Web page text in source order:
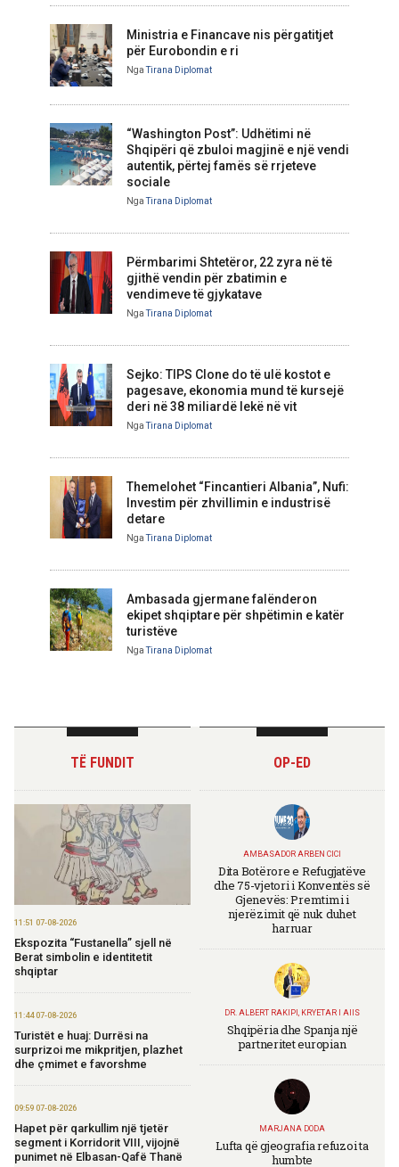
Ministria e Financave nis përgatitjet
për Eurobondin e ri
Nga Tirana Diplomat
“Washington Post”: Udhëtimi në
Shqipëri që zbuloi magjinë e një vendi
autentik, përtej famës së rrjeteve
sociale
Nga Tirana Diplomat
Përmbarimi Shtetëror, 22 zyra në të
gjithë vendin për zbatimin e
vendimeve të gjykatave
Nga Tirana Diplomat
Sejko: TIPS Clone do të ulë kostot e
pagesave, ekonomia mund të kursejë
deri në 38 miliardë lekë në vit
Nga Tirana Diplomat
Themelohet “Fincantieri Albania”, Nufi:
Investim për zhvillimin e industrisë
detare
Nga Tirana Diplomat
Ambasada gjermane falënderon
ekipet shqiptare për shpëtimin e katër
turistëve
Nga Tirana Diplomat
TË FUNDIT
11:51 07-08-2026
Ekspozita “Fustanella” sjell në
Berat simbolin e identitetit
shqiptar
11:44 07-08-2026
Turistët e huaj: Durrësi na
surprizoi me mikpritjen, plazhet
dhe çmimet e favorshme
09:59 07-08-2026
Hapet për qarkullim një tjetër
segment i Korridorit VIII, vijojnë
punimet në Elbasan-Qafë Thanë
OP-ED
AMBASADOR ARBEN CICI
Dita Botërore e Refugjatëve
dhe 75-vjetori i Konventës së
Gjenevës: Premtimi i
njerëzimit që nuk duhet
harruar
DR. ALBERT RAKIPI, KRYETAR I AIIS
Shqipëria dhe Spanja një
partneritet europian
MARJANA DODA
Lufta që gjeografia refuzoi ta
humbte